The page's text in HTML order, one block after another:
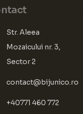
Str. Aleea
Mozaicului nr. 3,
Sector 2
contact@bijunico.ro
+40771 460 772